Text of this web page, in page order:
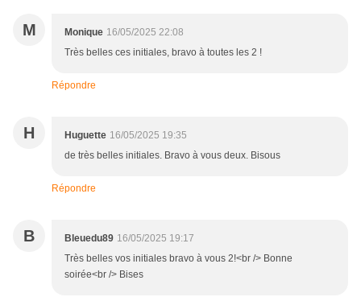
M Monique 16/05/2025 22:08
Très belles ces initiales, bravo à toutes les 2 !
Répondre
H Huguette 16/05/2025 19:35
de très belles initiales. Bravo à vous deux. Bisous
Répondre
B Bleuedu89 16/05/2025 19:17
Très belles vos initiales bravo à vous 2!<br /> Bonne
soirée<br /> Bises